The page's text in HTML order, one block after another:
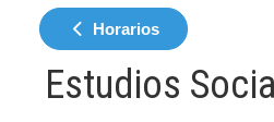
Horarios
Estudios